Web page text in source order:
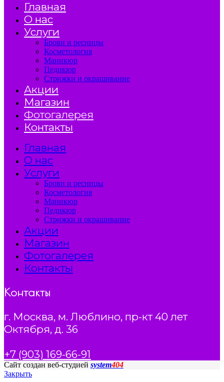
Главная
О нас
Услуги
Брови и ресницы
Косметология
Маникюр
Педикюр
Стрижки и окрашивание
Акции
Магазин
Фотогалерея
Контакты
Главная
О нас
Услуги
Брови и ресницы
Косметология
Маникюр
Педикюр
Стрижки и окрашивание
Акции
Магазин
Фотогалерея
Контакты
Контакты
г. Москва, м. Люблино, пр-кт 40 лет
Октября, д. 36
+7 (903) 169-66-91
Сайт создан веб-студией system404
Закрыть